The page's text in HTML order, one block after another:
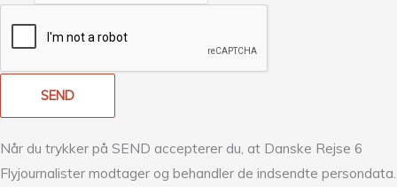
SEND
Når du trykker på SEND accepterer du, at Danske Rejse 6
Flyjournalister modtager og behandler de indsendte persondata.